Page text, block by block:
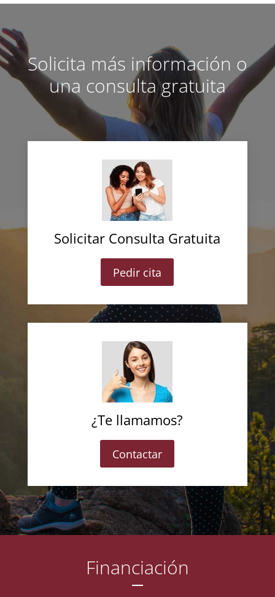
Solicita más información o
una consulta gratuita
Solicitar Consulta Gratuita
Pedir cita
¿Te llamamos?
Contactar
Financiación